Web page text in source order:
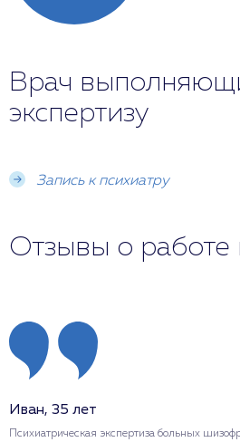
Врач
экспертизу
Запись к психиатру
Отзывы о работе
Иван, 35 лет
Психиатрическая экспертиза больных